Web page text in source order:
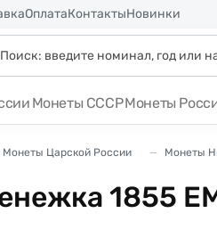
ОплатаКонтактыНовинки
Монеты СССРМонеты
Монеты Царской России Монеты
1855